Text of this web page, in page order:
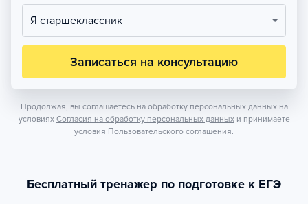
Я старшеклассник
Записаться на консультацию
Продолжая, вы соглашаетесь на обработку персональных данных на
условиях Согласия на обработку персональных данных и принимаете
условия Пользовательского соглашения.
Бесплатный тренажер по подготовке к ЕГЭ